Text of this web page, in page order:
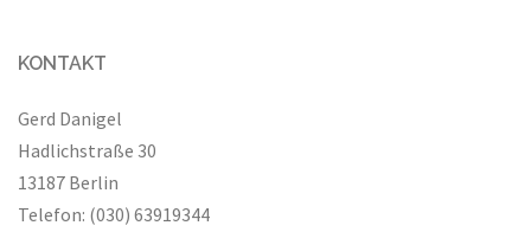
KONTAKT
Gerd Danigel
Hadlichstraße 30
13187 Berlin
Telefon: (030) 63919344